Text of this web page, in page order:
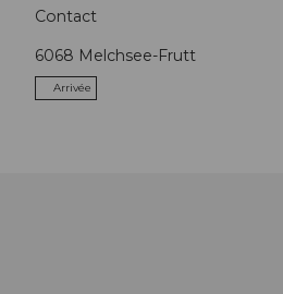
Contact
6068 Melchsee-Frutt
Arrivée